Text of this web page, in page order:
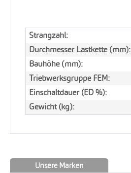
Strangzahl:
Durchmesser Lastkette (mm):
Bauhöhe (mm):
Triebwerksgruppe FEM:
Einschaltdauer (ED %):
Gewicht (kg):
Unsere Marken